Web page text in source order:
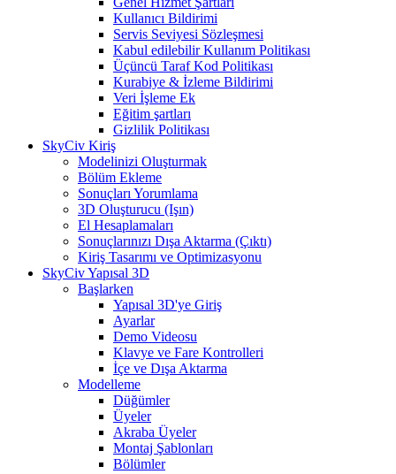
Kullanıcı Bildirimi
Servis Seviyesi Sözleşmesi
Kabul edilebilir Kullanım Politikası
Üçüncü Taraf Kod Politikası
Kurabiye & İzleme Bildirimi
Veri İşleme Ek
Eğitim şartları
Gizlilik Politikası
SkyCiv Kiriş
Modelinizi Oluşturmak
Bölüm Ekleme
Sonuçları Yorumlama
3D Oluşturucu (Işın)
El Hesaplamaları
Sonuçlarınızı Dışa Aktarma (Çıktı)
Kiriş Tasarımı ve Optimizasyonu
SkyCiv Yapısal 3D
Başlarken
Yapısal 3D'ye Giriş
Ayarlar
Demo Videosu
Klavye ve Fare Kontrolleri
İçe ve Dışa Aktarma
Modelleme
Düğümler
Üyeler
Akraba Üyeler
Montaj Şablonları
Bölümler